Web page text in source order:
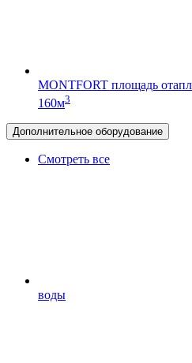
MONTFORT площадь
160м3
Дополнительное оборудование
Смотреть все
воды